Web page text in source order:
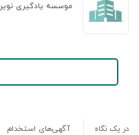
موسسه یادگیری
در یک نگاه آگهی‌های استخدام